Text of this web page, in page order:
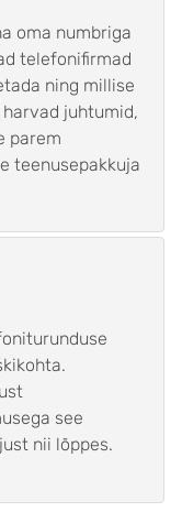
oma numbriga
telefonifirmad
ning millise
juhtumid,
parem
teenusepakkuja
see
nii lõppes.